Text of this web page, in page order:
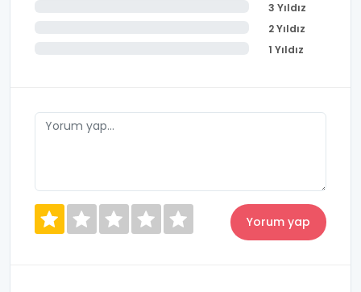
3 Yıldız
2 Yıldız
1 Yıldız